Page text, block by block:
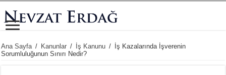
Ana Sayfa / Kanunlar / İş Kanunu /
İş Kazalarında İşverenin
Sorumluluğunun Sınırı Nedir?